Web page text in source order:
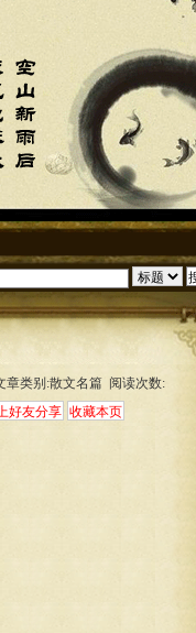
章类别:散文名篇 阅读次数: